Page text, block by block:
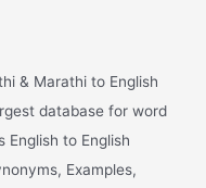
& Marathi to English
database for word
English to English
Examples,